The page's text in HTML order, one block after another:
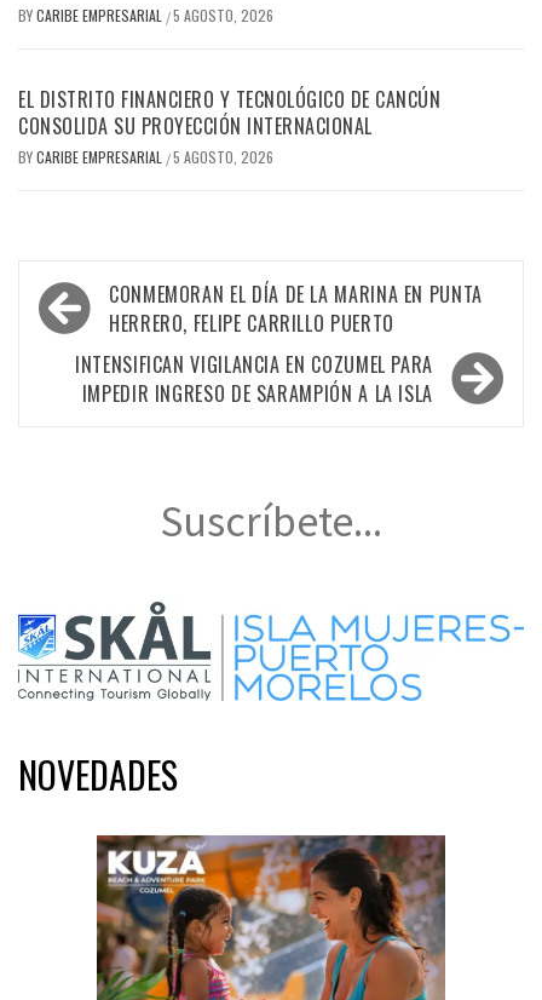
BYCARIBE EMPRESARIAL /5 AGOSTO, 2026
EL DISTRITO FINANCIERO Y TECNOLÓGICO DE CANCÚN
CONSOLIDA SU PROYECCIÓN INTERNACIONAL
BYCARIBE EMPRESARIAL /5 AGOSTO, 2026
Navegación
de
entradas
CONMEMORAN EL DÍA DE LA MARINA EN PUNTA
HERRERO, FELIPE CARRILLO PUERTO
INTENSIFICAN VIGILANCIA EN COZUMEL PARA
IMPEDIR INGRESO DE SARAMPIÓN A LA ISLA
Suscríbete...
NOVEDADES